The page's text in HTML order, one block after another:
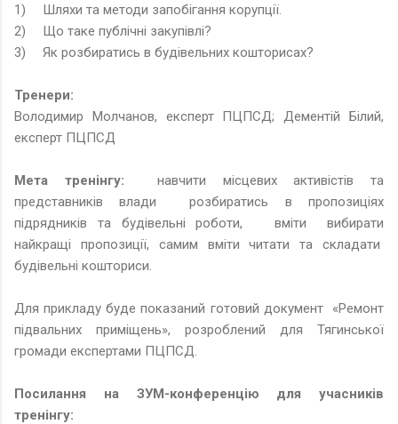
1)
Шляхи та методи запобігання корупції.
2)
Що таке публічні закупівлі?
3)
Як розбиратись в будівельних кошторисах?
Тренери:
Володимир Молчанов, експерт ПЦПСД; Дементій Білий,
експерт ПЦПСД
Мета тренінгу:
навчити місцевих активістів та
представників влади розбиратись в пропозиціях
підрядників та будівельні роботи, вміти вибирати
найкращі пропозиції, самим вміти читати та складати
будівельні кошториси.
Для прикладу буде показаний готовий документ «Ремонт
підвальних приміщень», розроблений для Тягинської
громади експертами ПЦПСД.
Посилання на ЗУМ-конференцію для учасників
тренінгу: